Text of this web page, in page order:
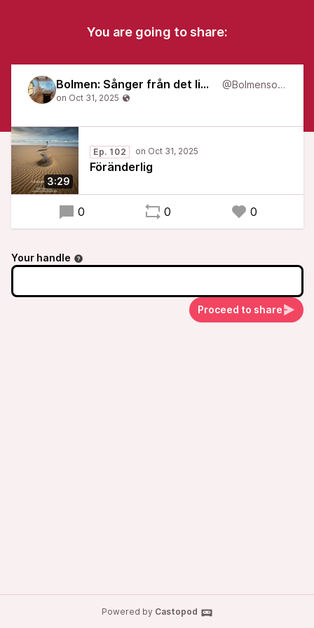
You are going to share:
Bolmen: Sånger från det liminala @Bolmensongs
3:29
Ep. 102
Föränderlig
0 0 0
Your handle
Proceed to share
Powered by Castopod